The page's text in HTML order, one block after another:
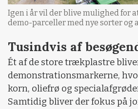
Igen i år vil der blive mulighed for
demo-parceller med nye sorter og
Tusindvis af
Ét af de store trækplastre
demonstrationsmarkerne,
korn, oliefrø og
Samtidig bliver der fokus på